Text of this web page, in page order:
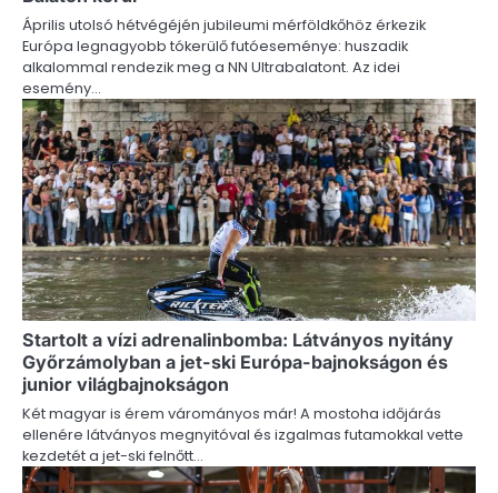
Április utolsó hétvégéjén jubileumi mérföldkőhöz érkezik
Európa legnagyobb tókerülő futóeseménye: huszadik
alkalommal rendezik meg a NN Ultrabalatont. Az idei
esemény…
Startolt a vízi adrenalinbomba: Látványos nyitány
Győrzámolyban a jet-ski Európa-bajnokságon és
junior világbajnokságon
Két magyar is érem várományos már! A mostoha időjárás
ellenére látványos megnyitóval és izgalmas futamokkal vette
kezdetét a jet-ski felnőtt…